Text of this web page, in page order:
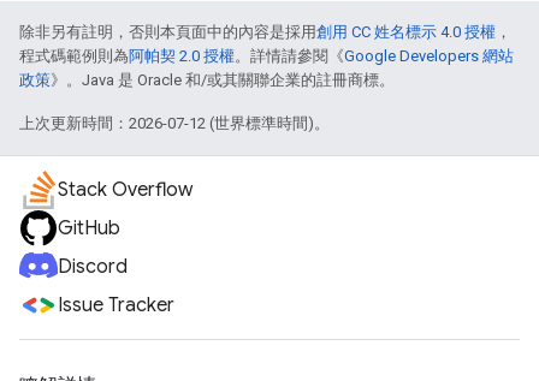
除非另有註明，否則本頁面中的內容是採用創用 CC 姓名標示 4.0 授權 ，
程式碼範例則為阿帕契 2.0 授權。詳情請參閱《Google Developers 網站
政策》。Java 是 Oracle 和/或其關聯企業的註冊商標。
上次更新時間：2026-07-12 (世界標準時間)。
Stack Overflow
GitHub
Discord
Issue Tracker